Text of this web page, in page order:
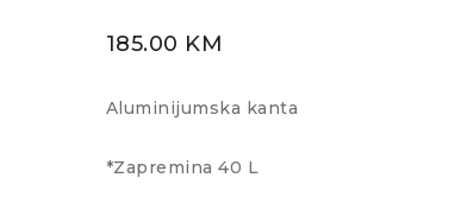
185.00 KM
Aluminijumska kanta
*Zapremina 40 L